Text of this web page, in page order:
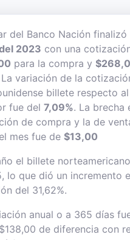
del Banco Nación finalizó
2023 con una
para la compra y
variación de la
billete respecto
fue del 7,09%. La brecha
de compra y la de
mes fue de $13,00
el billete
lo que dió un incremento
del 31,62%.
anual o a 365 días
de diferencia con